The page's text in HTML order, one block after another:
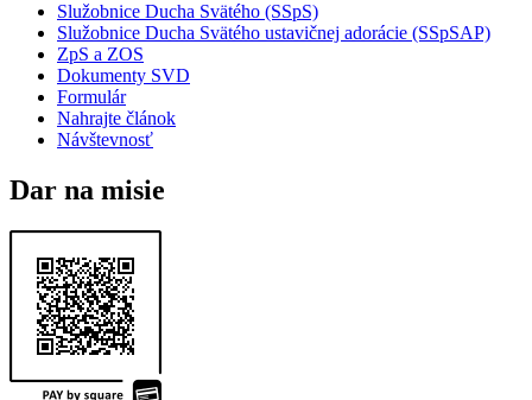
Služobnice Ducha Svätého (SSpS)
Služobnice Ducha Svätého ustavičnej adorácie (SSpSAP)
ZpS a ZOS
Dokumenty SVD
Formulár
Nahrajte článok
Návštevnosť
Dar na misie